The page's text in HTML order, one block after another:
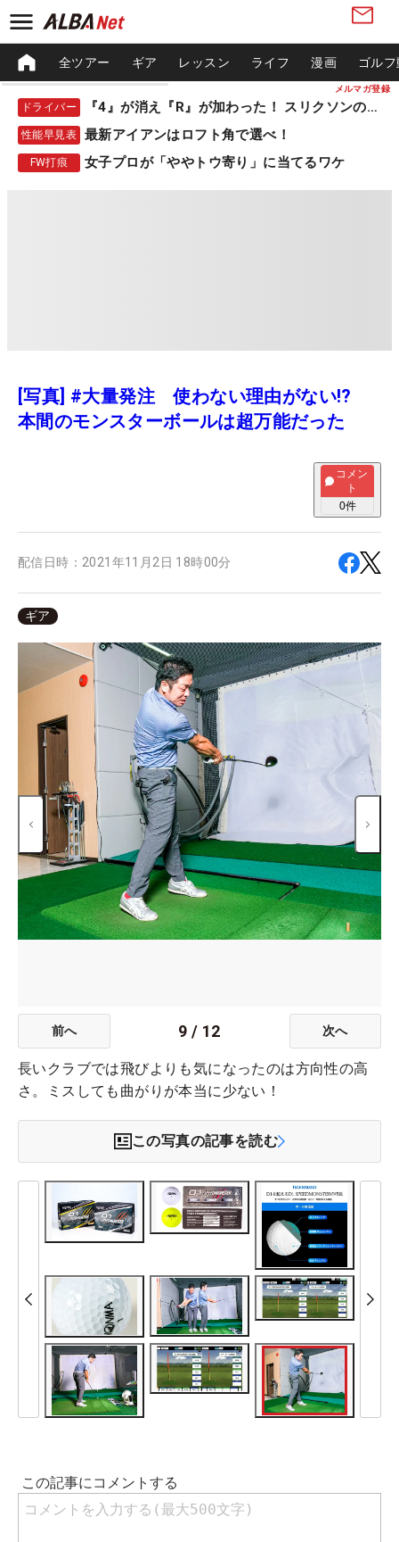
メルマガ登録
全ツアー ギア レッスン ライフ 漫画 ゴル
ドライバー 『4』が消え『R』が加わった！ スリクソンの新作
性能早見表 最新アイアンはロフト角で選べ！
FW打痕 女子プロが「ややトウ寄り」に当てるワケ
[写真] #大量発注 使わない理由がない!?
本間のモンスターボールは超万能だった
コメン
ト
0件
配信日時： 2021年11月2日 18時00分
ギア
前へ 9 / 12 次へ
長いクラブでは飛びよりも気になったのは方向性の高
さ。ミスしても曲がりが本当に少ない！
この写真の記事を読む